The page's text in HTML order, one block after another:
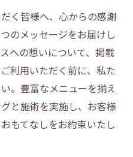
く皆様へ、心からの感謝
のメッセージをお届けし
への想いについて、掲載
利用いただく前に、私た
。豊富なメニューを揃え
と施術を実施し、お客様
もてなしをお約束いたし